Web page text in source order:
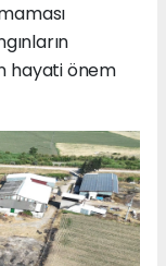
hayati önem